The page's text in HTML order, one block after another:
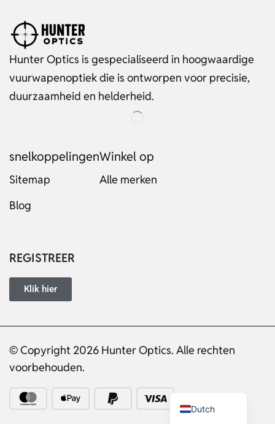
Hunter Optics is gespecialiseerd in hoogwaardige
vuurwapenoptiek die is ontworpen voor precisie,
duurzaamheid en helderheid.
snelkoppelingen
Sitemap
Blog
Winkel op
Alle merken
REGISTREER
Klik hier
© Copyright 2026 Hunter Optics. Alle rechten
voorbehouden.
Dutch
German
Portuguese